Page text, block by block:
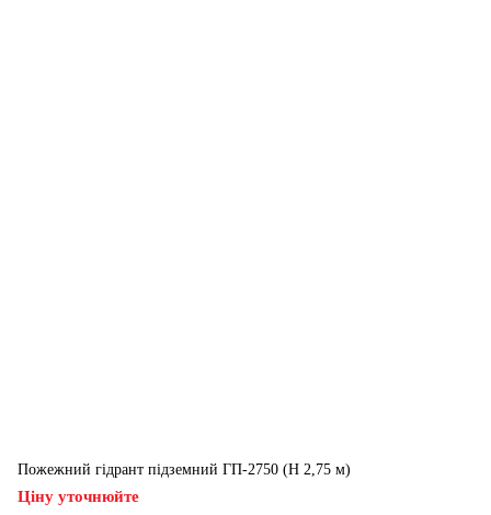
Пожежний гідрант підземний ГП-2750 (H 2,75 м)
Ціну уточнюйте